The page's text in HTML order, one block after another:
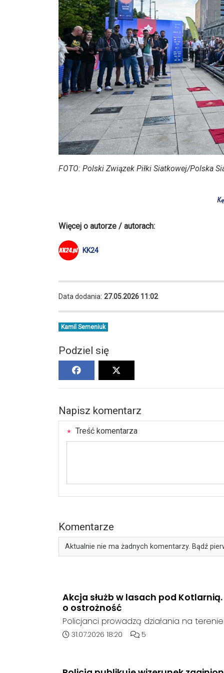
FOTO: Polski Związek Piłki Siatkowej/Polska
Więcej o autorze / autorach:
KK24
Data dodania: 27.05.2026 11:02
Kamil Semeniuk
Podziel się
Napisz komentarz
Treść komentarza
Komentarze
Aktualnie nie ma żadnych komentarzy. Bądź
Akcja służb w lasach pod
o ostrożność
Policjanci prowadzą działania na
rejonie gminy Bierawa. Jak udało nam
postronnych.
Data dodania artykułu:
31.07.2026 18:20 Liczba komentarzy
5